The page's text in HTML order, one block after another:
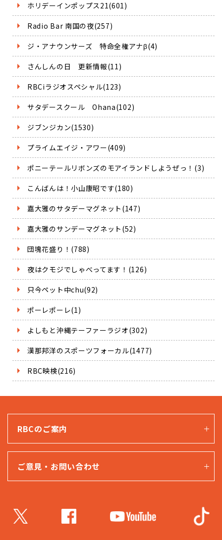
ホリデーインポップス21(601)
Radio Bar 南国の夜(257)
ジ・アナウンサーズ 特命全権アナβ(4)
さんしんの日 更新情報(11)
RBCiラジオスペシャル(123)
サタデースクール Ohana(102)
ジブンジカン(1530)
プライムエイジ・アワー(409)
ポニーテールリボンズのモアイランドしようぜっ！(3)
こんばんは！小山康昭です(180)
嘉大雅のサタデーマグネット(147)
嘉大雅のサンデーマグネット(52)
団塊花盛り！(788)
夜はクモジでしゃべってます！(126)
只今ペット中chu(92)
ポーレポーレ(1)
よしもと沖縄テーファーラジオ(302)
漢那邦洋のスポーツフォーカル(1477)
RBC映検(216)
RBCのご案内
ご意見・お問い合わせ